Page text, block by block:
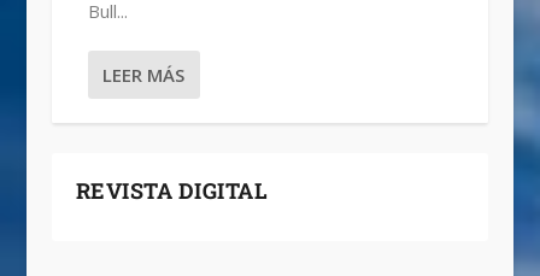
Bull...
LEER MÁS
REVISTA DIGITAL